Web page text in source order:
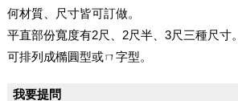
何材質、尺寸皆可訂做。
平直部份寬度有2尺、2尺半、3尺三種尺寸。
可排列成橢圓型或ㄇ字型。
我要提問